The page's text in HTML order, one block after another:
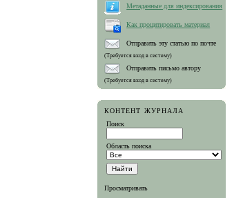
Метаданные для индексирования
Как процитировать материал
Отправить эту статью по почте
(Требуется вход в систему)
Отправить письмо автору
(Требуется вход в систему)
КОНТЕНТ ЖУРНАЛА
Поиск
Область поиска
Просматривать